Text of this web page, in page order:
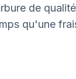
de
qu'une